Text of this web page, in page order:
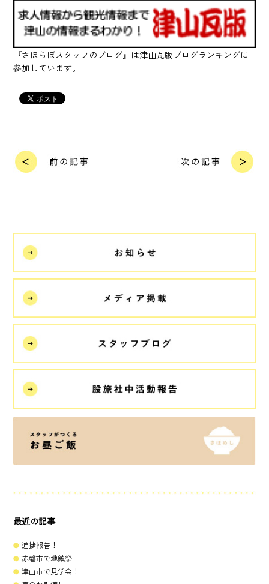
『さほらぼスタッフのブログ』は津山瓦版ブログランキングに
参加しています。
最近の記事
進捗報告！
赤磐市で地鎮祭
津山市で見学会！